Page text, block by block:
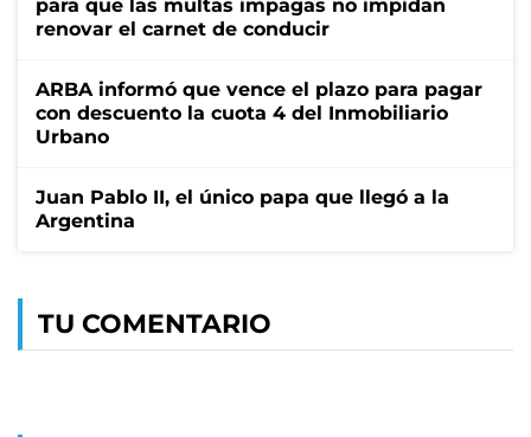
para que las multas impagas no impidan
renovar el carnet de conducir
ARBA informó que vence el plazo para pagar
con descuento la cuota 4 del Inmobiliario
Urbano
Juan Pablo II, el único papa que llegó a la
Argentina
TU COMENTARIO